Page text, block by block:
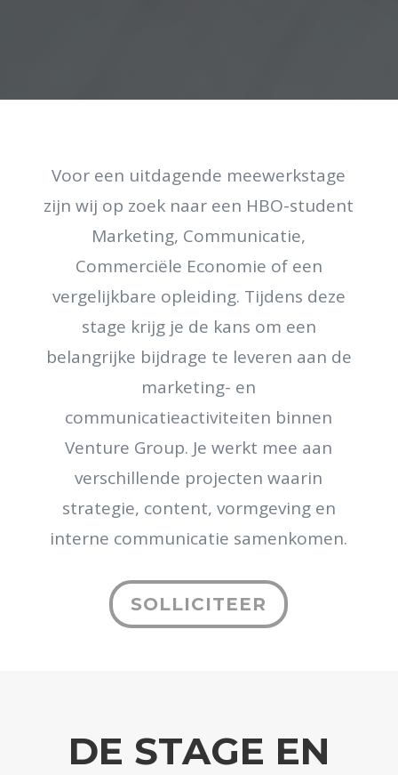
Voor een uitdagende meewerkstage
zijn wij op zoek naar een HBO-student
Marketing, Communicatie,
Commerciële Economie of een
vergelijkbare opleiding. Tijdens deze
stage krijg je de kans om een
belangrijke bijdrage te leveren aan de
marketing- en
communicatieactiviteiten binnen
Venture Group. Je werkt mee aan
verschillende projecten waarin
strategie, content, vormgeving en
interne communicatie samenkomen.
SOLLICITEER
DE STAGE EN